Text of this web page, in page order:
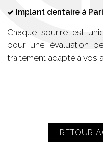
Implant dentaire à
Chaque sourire est
pour une évaluation
traitement adapté à vos
RETOUR